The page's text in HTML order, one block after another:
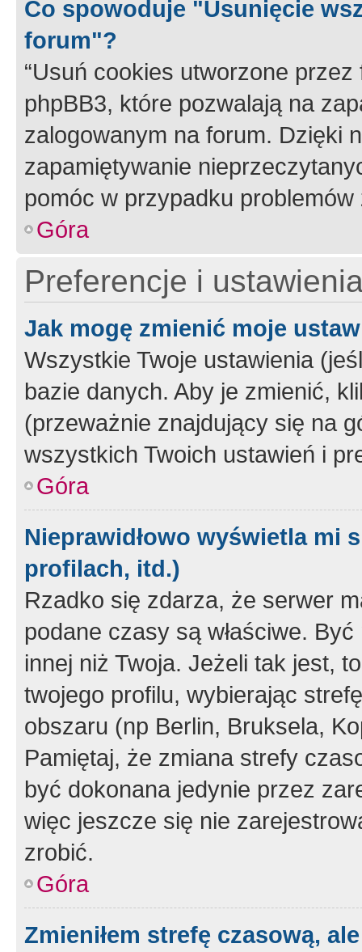
Co spowoduje "Usunięcie
forum"?
“Usuń cookies utworzone
phpBB3, które pozwalają na
zalogowanym na forum. Dzięki
zapamiętywanie
pomóc w przypadku
Góra
Preferencje i
Jak mogę zmienić moje
Wszystkie Twoje ustawienia
bazie danych. Aby je zmienić,
(przeważnie znajdujący się na
wszystkich Twoich ustawień i
Góra
Nieprawidłowo wyświetla mi
profilach, itd.)
Rzadko się zdarza, że serwer
podane czasy są właściwe.
innej niż Twoja. Jeżeli tak jest,
twojego profilu, wybierając
obszaru (np Berlin, Bruksela,
Pamiętaj, że zmiana strefy
być dokonana jedynie przez
więc jeszcze się nie
zrobić.
Góra
Zmieniłem strefę czasową,